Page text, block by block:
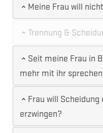
Meine Frau will
Trennung &
Seit meine Frau in
mehr mit ihr
Frau will
erzwingen?